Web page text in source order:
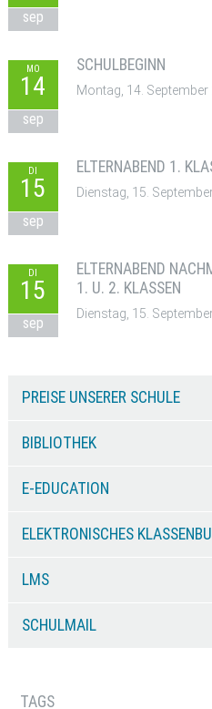
sep
MO
14
sep
SCHULBEGINN
Montag, 14. September
DI
15
sep
ELTERNABEND 1.
Dienstag, 15.
DI
15
sep
ELTERNABEND
1. U. 2. KLASSEN
Dienstag, 15.
PREISE UNSERER SCHULE
BIBLIOTHEK
E-EDUCATION
ELEKTRONISCHES
LMS
SCHULMAIL
TAGS